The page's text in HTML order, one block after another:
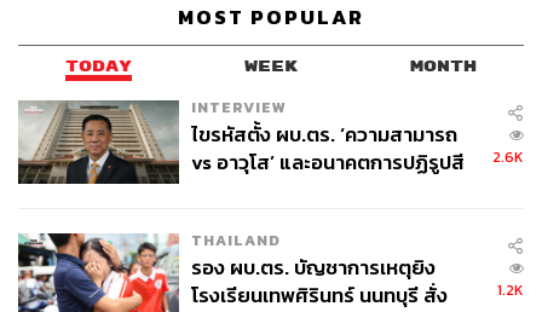
MOST POPULAR
TODAY WEEK MONTH
INTERVIEW
ไขรหัสตั้ง ผบ.ตร. ‘ความสามารถ
vs อาวุโส’ และอนาคตการปฏิรูปสี
2.6K
THAILAND
รอง ผบ.ตร. บัญชาการเหตุยิง
โรงเรียนเทพศิรินทร์ นนทบุรี สั่ง
1.2K